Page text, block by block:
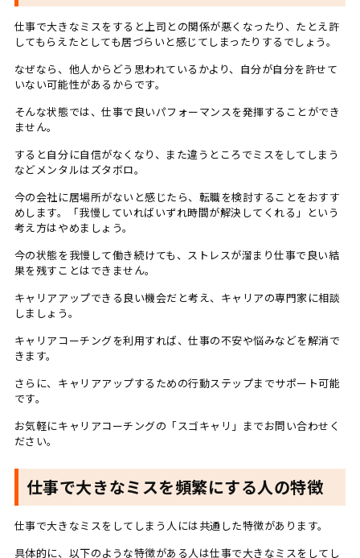
仕事で大きなミスをすると上司との関係が悪くなったり、たとえ許
してもらえたとしても居づらいと感じてしまったりするでしょう。
なぜなら、他人からどう思われているかより、自分が自分を許せて
いない可能性があるからです。
そんな状態では、仕事で良いパフォーマンスを発揮することができ
ません。
すると自分に自信がなくなり、また違うところでミスをしてしまう
などメンタルはズタボロ。
今の会社に居場所がないと感じたら、転職を検討することをおすす
めします。「我慢していればいずれ時間が解決してくれる」という
考え方はやめましょう。
今の状態を我慢して働き続けても、ストレスが溜まり仕事で良い結
果を残すことはできません。
キャリアアップできる良い機会だと考え、キャリアの専門家に相談
しましょう。
キャリアコーチングを利用すれば、仕事の不安や悩みなどを解消で
きます。
さらに、キャリアアップするための行動ステップまでサポート可能
です。
お気軽にキャリアコーチングの「スゴキャリ」までお問い合わせく
ださい。
仕事で大きなミスを頻繁にする人の特徴
仕事で大きなミスをしてしまう人には共通した特徴があります。
具体的に、以下のような特徴がある人は仕事で大きなミスをしてし